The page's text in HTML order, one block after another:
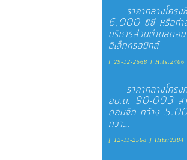
ราคากลางโค
6,000 ซีซี หรือกำ
บริหารส่วนตำบลดอ
อิเล็กทรอนิกส์
[ 29-12-2568 ] Hits:2406
ราคากลางโคร
อบ.ถ. 90-003 สา
ดอนจิก กว้าง
กว่า…
[ 12-11-2568 ] Hits:2384